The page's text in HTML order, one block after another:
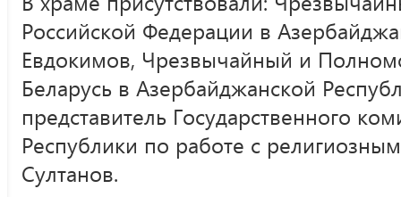
Российской Федерации в
Евдокимов, Чрезвычайный и
Беларусь в Азербайджанской
представитель Государственного
Республики по работе с
Султанов.